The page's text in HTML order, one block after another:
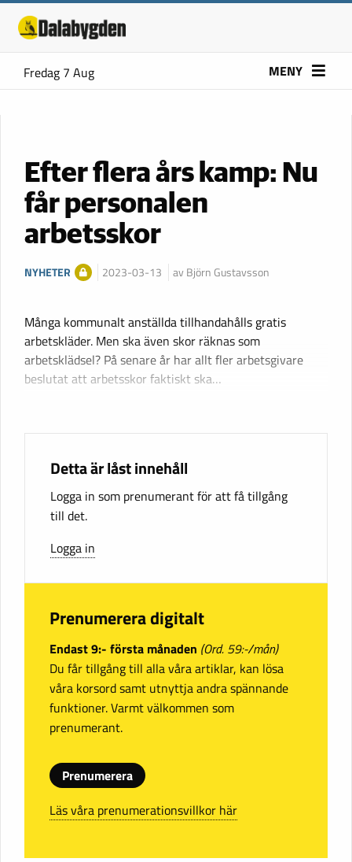
Fredag 7 Aug MENY
Efter flera års kamp: Nu
får personalen
arbetsskor
NYHETER 2023-03-13 av Björn Gustavsson
Många kommunalt anställda tillhandahålls gratis
arbetskläder. Men ska även skor räknas som
arbetsklädsel? På senare år har allt fler arbetsgivare
beslutat att arbetsskor faktiskt ska…
Detta är låst innehåll
Logga in som prenumerant för att få tillgång
till det.
Logga in
Prenumerera digitalt
Endast 9:- första månaden (Ord. 59:-/mån)
Du får tillgång till alla våra artiklar, kan lösa
våra korsord samt utnyttja andra spännande
funktioner. Varmt välkommen som
prenumerant.
Prenumerera
Läs våra prenumerationsvillkor här